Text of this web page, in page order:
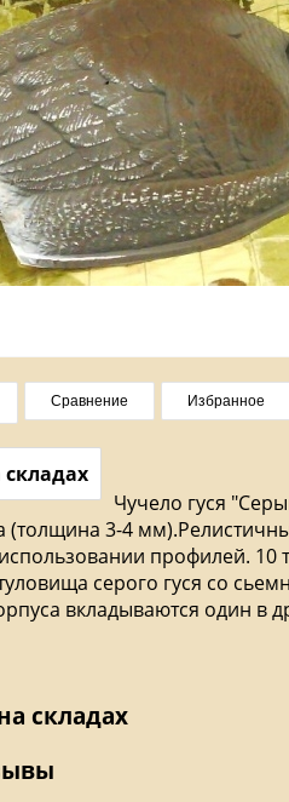
Сравнение Избранное
Чучело гуся
(толщина 3-4
профилей. 10
серого гуся со
вкладываются один в
складах